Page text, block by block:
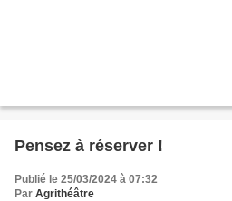
Pensez à réserver !
Publié le 25/03/2024 à 07:32
Par Agrithéâtre